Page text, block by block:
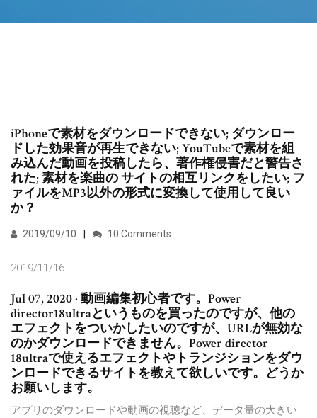
iPhoneで素材をダウンロードできない; ダウンロー
ドした効果音が再生できない; YouTubeで素材を組
み込んだ動画を投稿したら、著作権侵害だと警告さ
れた; 素材を楽曲の サイトの相互リンクをしたい; フ
ァイルをMP3以外の形式に変換して使用して良い
か？
2019/09/10 10 Comments
2019/11/16
Jul 07, 2020 · 動画編集初心者です。Power
director18ultraというものを買ったのですが、他の
エフェクトをついかしたいのですが、URLが無効な
のかダウンロードできません。Power director
18ultraで使えるエフェクトやトランジションをダウ
ンロードできるサイトを教えて欲しいです。どうか
お願いします。
アプリのダウンロードや動画の視聴など、データ量の大きい